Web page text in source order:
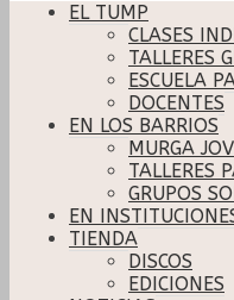
EL TUMP
CLASES
TALLERES
ESCUELA
DOCENTES
EN LOS BARRIOS
MURGA
TALLERES
GRUPOS
EN
TIENDA
DISCOS
EDICIONES